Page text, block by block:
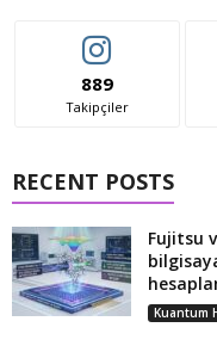
889
Takipçiler
RECENT POSTS
Fujitsu
Kuantum